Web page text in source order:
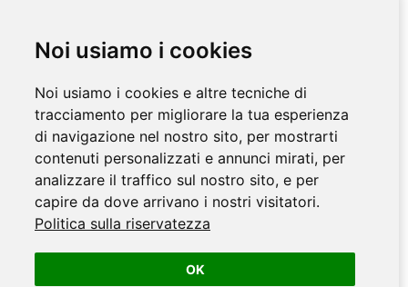
Noi usiamo i cookies
Noi usiamo i cookies e altre tecniche di
tracciamento per migliorare la tua esperienza
di navigazione nel nostro sito, per mostrarti
contenuti personalizzati e annunci mirati, per
analizzare il traffico sul nostro sito, e per
capire da dove arrivano i nostri visitatori.
Politica sulla riservatezza
OK